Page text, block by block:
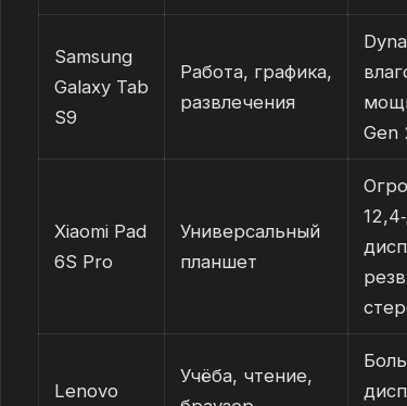
Samsung
Galaxy Tab
S9
Работа, графика,
развлечения
Gen
Xiaomi Pad
6S Pro
Универсальный
планшет
Lenovo
Учёба, чтение,